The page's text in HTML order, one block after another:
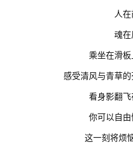
人
魂
乘坐在滑板
感受清风与青草的
看身影翻飞
你可以自由
这一刻将烦